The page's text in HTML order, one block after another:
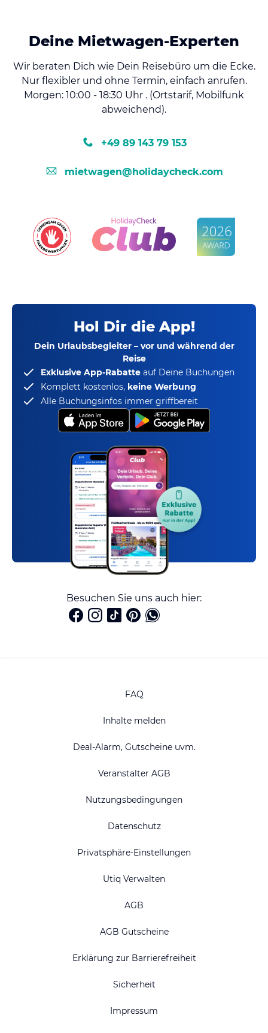
Deine Mietwagen-Experten
Wir beraten Dich wie Dein Reisebüro um die Ecke.
Nur flexibler und ohne Termin, einfach anrufen.
Morgen: 10:00 - 18:30 Uhr . (Ortstarif, Mobilfunk
abweichend).
+49 89 143 79 153
mietwagen@holidaycheck.com
Hol Dir die App!
Dein Urlaubsbegleiter – vor und während der
Reise
Exklusive App-Rabatte auf Deine Buchungen
Komplett kostenlos, keine Werbung
Alle Buchungsinfos immer griffbereit
Besuchen Sie uns auch hier:
FAQ
Inhalte melden
Deal-Alarm, Gutscheine uvm.
Veranstalter AGB
Nutzungsbedingungen
Datenschutz
Privatsphäre-Einstellungen
Utiq Verwalten
AGB
AGB Gutscheine
Erklärung zur Barrierefreiheit
Sicherheit
Impressum